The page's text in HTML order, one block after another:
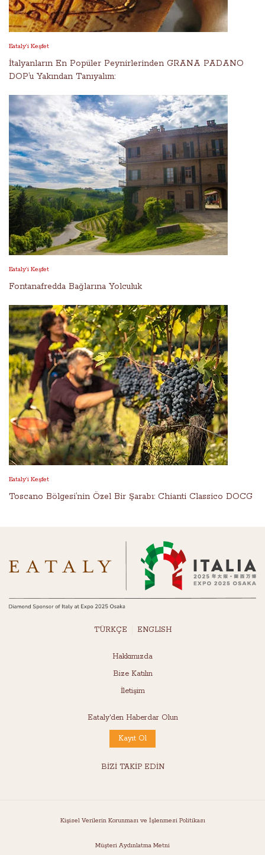
Eataly’i Keşfet
İtalyanların En Popüler Peynirlerinden GRANA PADANO
DOP’u Yakından Tanıyalım:
Eataly’i Keşfet
Fontanafredda Bağlarına Yolculuk
Eataly’i Keşfet
Toscano Bölgesi’nin Özel Bir Şarabı: Chianti Classico DOCG
TÜRKÇE ENGLISH
Hakkımızda
Bize Katılın
İletişim
Eataly'den Haberdar Olun
Kayıt Ol
BİZİ TAKİP EDİN
Kişisel Verilerin Korunması ve İşlenmesi Politikası
Müşteri Aydınlatma Metni